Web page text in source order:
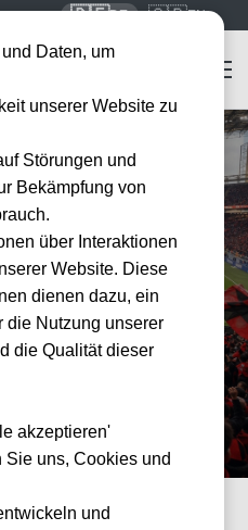
🇩🇪DE 🇬🇧EN
FAQ
Daten, um
unserer Website zu
Störungen und
Bekämpfung von
über Interaktionen
Website. Diese
dienen dazu, ein
die Nutzung unserer
die Qualität dieser
akzeptieren'
uns, Cookies und
und